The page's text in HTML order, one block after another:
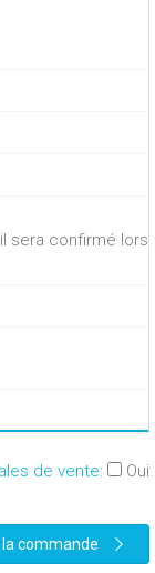
confirmé
de vente: Oui
la commande